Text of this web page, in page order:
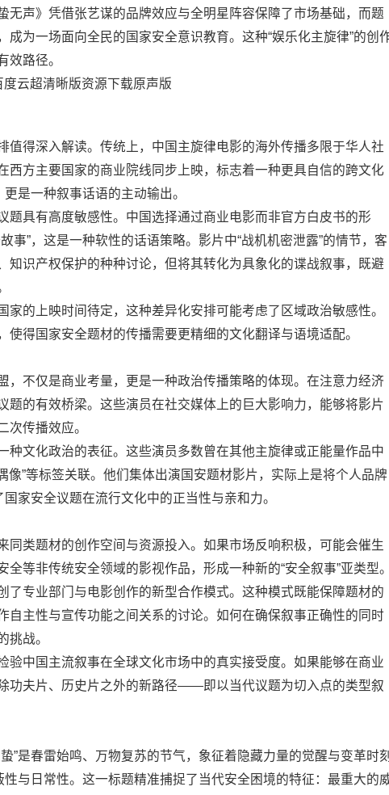
无声》凭借张艺谋的品牌效应与全明星阵容保障了市场基础，而题
为一场面向全民的国家安全意识教育。这种“娱乐化主旋律”的创
效路径。
值得深入解读。传统上，中国主旋律电影的海外传播多限于华人社
西方主要国家的商业院线同步上映，标志着一种更具自信的跨文化
是一种叙事话语的主动输出。
题具有高度敏感性。中国选择通过商业电影而非官方白皮书的形
事”，这是一种软性的话语策略。影片中“战机机密泄露”的情节，客
知识产权保护的种种讨论，但将其转化为具象化的谍战叙事，既避
的上映时间待定，这种差异化安排可能考虑了区域政治敏感性。
得国家安全题材的传播需要更精细的文化翻译与语境适配。
，不仅是商业考量，更是一种政治传播策略的体现。在注意力经济
题的有效桥梁。这些演员在社交媒体上的巨大影响力，能够将影片
次传播效应。
种文化政治的表征。这些演员多数曾在其他主旋律或正能量作品中
像”等标签关联。他们集体出演国安题材影片，实际上是将个人品牌
家安全议题在流行文化中的正当性与亲和力。
同类题材的创作空间与资源投入。如果市场反响积极，可能会催生
全等非传统安全领域的影视作品，形成一种新的“安全叙事”亚类型
了专业部门与电影创作的新型合作模式。这种模式既能保障题材的
自主性与宣传功能之间关系的讨论。如何在确保叙事正确性的同时
挑战。
验中国主流叙事在全球文化市场中的真实接受度。如果能够在商业
功夫片、历史片之外的新路径——即以当代议题为切入点的类型叙
”是春雷始鸣、万物复苏的节气，象征着隐藏力量的觉醒与变革时
性与日常性。这一标题精准捕捉了当代安全困境的特征：最重大的